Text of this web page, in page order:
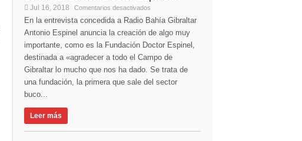
Jul 16, 2018 Comentarios desactivados
En la entrevista concedida a Radio Bahía Gibraltar
Antonio Espinel anuncia la creación de algo muy
importante, como es la Fundación Doctor Espinel,
destinada a «agradecer a todo el Campo de
Gibraltar lo mucho que nos ha dado. Se trata de
una fundación, la primera que sale del sector
buco...
Leer más